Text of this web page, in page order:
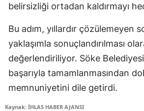
belirsizliği ortadan kaldırmayı
Bu adım, yıllardır çözülemeyen
yaklaşımla sonuçlandırılması
değerlendiriliyor. Söke
başarıyla tamamlanmasından
memnuniyetini dile getirdi.
Kaynak: İHLAS HABER AJANSI